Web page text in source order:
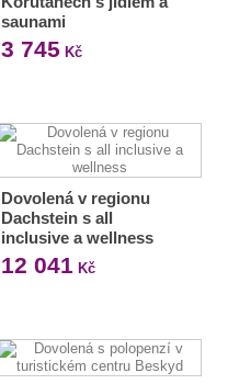
saunami
3 745 Kč
Dovolená v regionu
Dachstein s all
inclusive a wellness
12 041 Kč